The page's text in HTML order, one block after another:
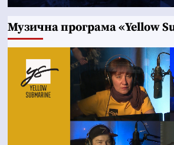
Музична програма «Yellow